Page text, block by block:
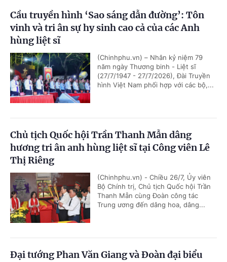
Cầu truyền hình ‘Sao sáng dẫn đường’: Tôn
vinh và tri ân sự hy sinh cao cả của các Anh
hùng liệt sĩ
(Chinhphu.vn) – Nhân kỷ niệm 79
năm ngày Thương binh - Liệt sĩ
(27/7/1947 - 27/7/2026), Đài Truyền
hình Việt Nam phối hợp với các bộ,...
Chủ tịch Quốc hội Trần Thanh Mẫn dâng
hương tri ân anh hùng liệt sĩ tại Công viên Lê
Thị Riêng
(Chinhphu.vn) - Chiều 26/7, Ủy viên
Bộ Chính trị, Chủ tịch Quốc hội Trần
Thanh Mẫn cùng Đoàn công tác
Trung ương đến dâng hoa, dâng...
Đại tướng Phan Văn Giang và Đoàn đại biểu